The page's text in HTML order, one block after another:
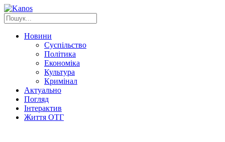
Новини
Суспільство
Політика
Економіка
Культура
Кримінал
Актуально
Погляд
Інтерактив
Життя ОТГ